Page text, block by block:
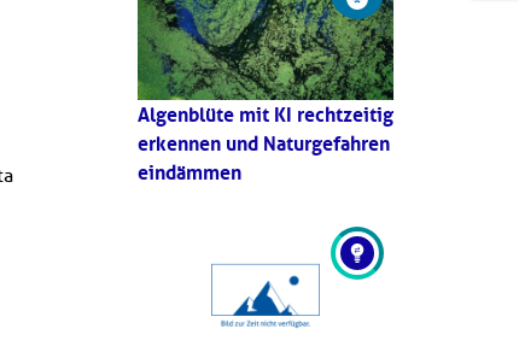
Algenblüte mit KI rechtzeitig
erkennen und Naturgefahren
eindämmen